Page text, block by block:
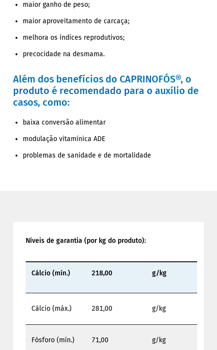
maior ganho de peso;
maior aproveitamento de carcaça;
melhora os índices reprodutivos;
precocidade na desmama.
Além dos benefícios do CAPRINOFÓS®, o
produto é recomendado para o auxílio de
casos, como:
baixa conversão alimentar
modulação vitamínica ADE
problemas de sanidade e de mortalidade
Níveis de garantia (por kg do produto):
Cálcio (mín.) 218,00 g/kg
Cálcio (máx.) 281,00 g/kg
Fósforo (mín.) 71,00 g/kg